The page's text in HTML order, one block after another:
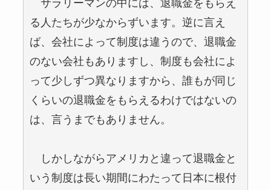
サラリーマンの中には、退職金をもらえ
る人たちが少なからずいます。逆に言え
ば、会社によって制度は違うので、退職金
のない会社もありますし、制度も会社によ
って少しずつ異なりますから、誰もが同じ
くらいの退職金をもらえるわけではないの
は、言うまでもありません。
しかしながらアメリカと違って退職金と
いう制度は長い期間にわたって日本に根付